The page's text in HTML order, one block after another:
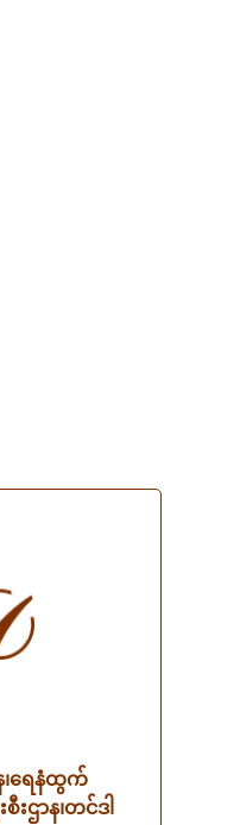
၊‌ရေနံထွက်
းဌာန၊တင်ဒါ